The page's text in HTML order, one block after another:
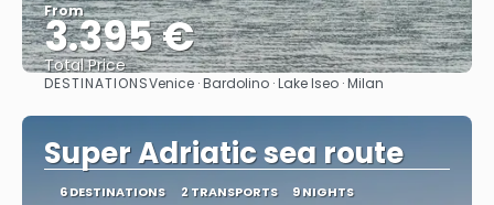
From
3.395 €
Total Price
See
DESTINATIONSVenice · Bardolino · Lake Iseo · Milan
Super Adriatic sea route
6 DESTINATIONS 2 TRANSPORTS 9 NIGHTS